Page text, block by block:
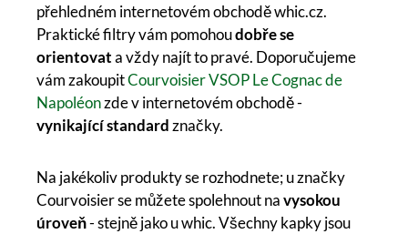
přehledném internetovém obchodě whic.cz.
Praktické filtry vám pomohoudobře se
orientovata vždy najít to pravé. Doporučujeme
vám zakoupitCourvoisier VSOP Le Cognac de
Napoléonzde v internetovém obchodě -
vynikající standardznačky.
Na jakékoliv produkty se rozhodnete; u značky
Courvoisier se můžete spolehnout navysokou
úroveň- stejně jako u whic. Všechny kapky jsou